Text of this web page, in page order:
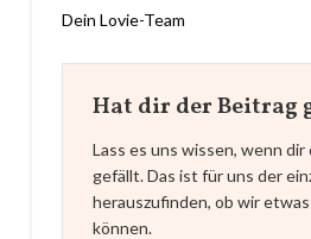
Dein Lovie-Team
Hat dir der Beitrag
Lass es uns wissen, wenn
gefällt. Das ist für uns der
herauszufinden, ob wir
können.